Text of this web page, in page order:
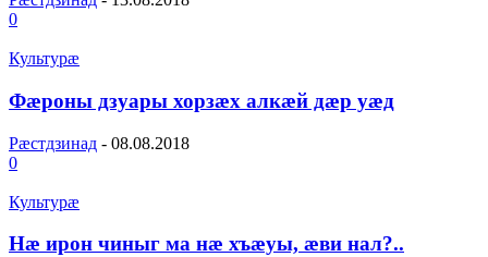
0
Культурæ
Фæроны дзуары хорзæх алкæй дæр уæд
Рæстдзинад - 08.08.2018
0
Культурæ
Нæ ирон чиныг ма нæ хъæуы, æви нал?..